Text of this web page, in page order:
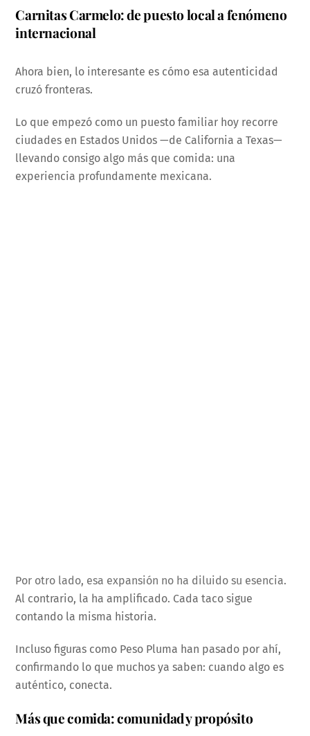
Carnitas Carmelo: de puesto local a fenómeno
internacional
Ahora bien, lo interesante es cómo esa autenticidad
cruzó fronteras.
Lo que empezó como un puesto familiar hoy recorre
ciudades en Estados Unidos —de California a Texas—
llevando consigo algo más que comida: una
experiencia profundamente mexicana.
Por otro lado, esa expansión no ha diluido su esencia.
Al contrario, la ha amplificado. Cada taco sigue
contando la misma historia.
Incluso figuras como Peso Pluma han pasado por ahí,
confirmando lo que muchos ya saben: cuando algo es
auténtico, conecta.
Más que comida: comunidad y propósito